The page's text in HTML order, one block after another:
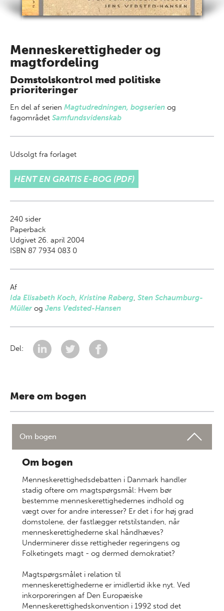
Menneskerettigheder og
magtfordeling
Domstolskontrol med politiske
prioriteringer
En del af serien Magtudredningen, bogserien og
fagområdet Samfundsvidenskab
Udsolgt fra forlaget
HENT EN GRATIS E-BOG (PDF)
240 sider
Paperback
Udgivet 26. april 2004
ISBN 87 7934 083 0
Af
Ida Elisabeth Koch, Kristine Røberg, Sten Schaumburg-
Müllerog Jens Vedsted-Hansen
Del:
Mere om bogen
Om bogen
Om bogen
Menneskerettighedsdebatten i Danmark handler
stadig oftere om magtspørgsmål: Hvem bør
bestemme menneskerettighedernes indhold og
vægt over for andre interesser? Er det i for høj grad
domstolene, der fastlægger retstilstanden, når
menneskerettighederne skal håndhæves?
Underminerer disse rettigheder regeringens og
Folketingets magt - og dermed demokratiet?
Magtspørgsmålet i relation til
menneskerettighederne er imidlertid ikke nyt. Ved
inkorporeringen af Den Europæiske
Menneskerettighedskonvention i 1992 stod det